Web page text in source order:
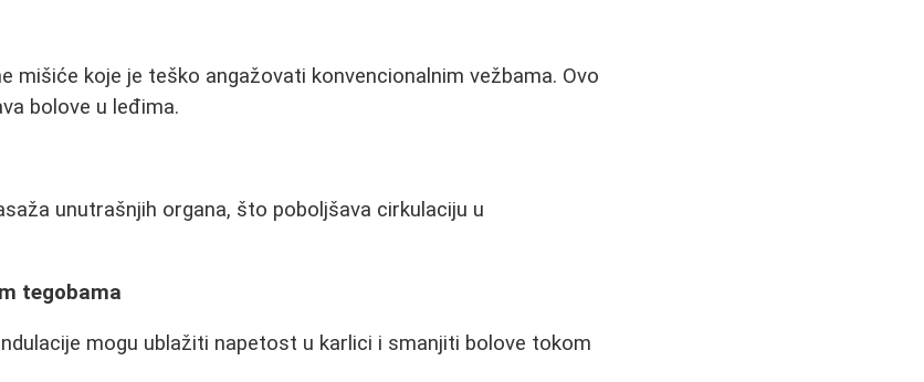
mišiće koje je teško angažovati konvencionalnim vežbama. Ovo
bolove u leđima.
unutrašnjih organa, što poboljšava cirkulaciju u
tegobama
mogu ublažiti napetost u karlici i smanjiti bolove tokom